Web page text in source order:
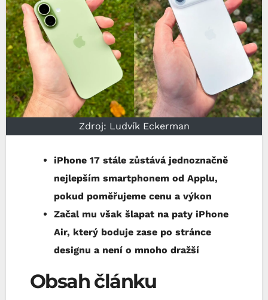
Zdroj: Ludvík Eckerman
iPhone 17 stále zůstává jednoznačně
nejlepším smartphonem od Applu,
pokud poměřujeme cenu a výkon
Začal mu však šlapat na paty iPhone
Air, který boduje zase po stránce
designu a není o mnoho dražší
Obsah článku